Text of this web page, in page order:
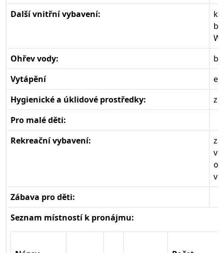
Další vnitřní vybavení:
Ohřev vody:
Vytápění
Hygienické a úklidové prostředky:
Pro malé děti:
Rekreační vybavení:
Zábava pro děti:
Seznam místností k pronájmu: